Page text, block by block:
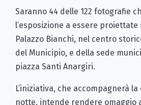
Saranno 44 delle 122 fotografie
l’esposizione a essere
Palazzo Bianchi, nel centro
del Municipio, e della sede
piazza Santi Anargiri.
L’iniziativa, che accompagnerà
notte, intende rendere omaggio